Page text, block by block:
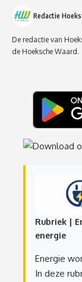
Redactie
De redactie van
de Hoeksche Waard.
Rubriek |
energie
Energie
In deze